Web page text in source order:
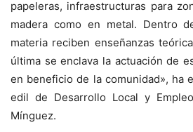
papeleras, infraestructuras para
madera como en metal. Dentro
materia reciben enseñanzas
última se enclava la actuación de
en beneficio de la comunidad», ha
edil de Desarrollo Local y
Mínguez.